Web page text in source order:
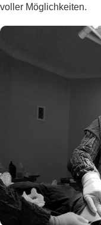
voller Möglichkeiten.